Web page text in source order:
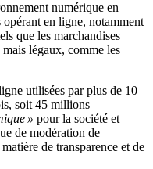
numérique en
en ligne, notamment
que les marchandises
légaux, comme les
utilisées par plus de 10
soit 45 millions
» pour la société et
de modération de
de transparence et de